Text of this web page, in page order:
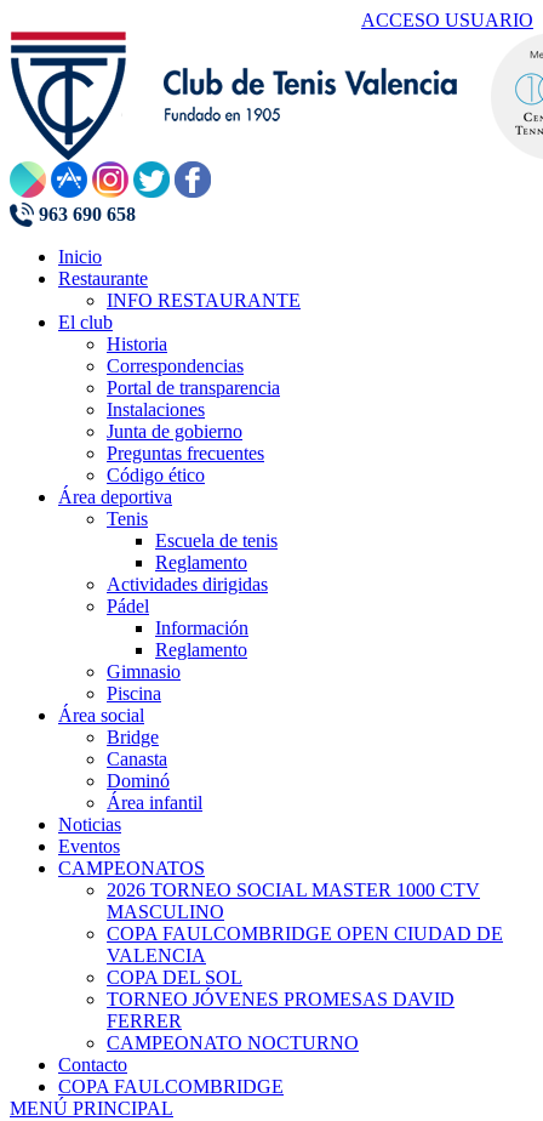
ACCESO USUARIO
963 690 658
Inicio
Restaurante
INFO RESTAURANTE
El club
Historia
Correspondencias
Portal de transparencia
Instalaciones
Junta de gobierno
Preguntas frecuentes
Código ético
Área deportiva
Tenis
Escuela de tenis
Reglamento
Actividades dirigidas
Pádel
Información
Reglamento
Gimnasio
Piscina
Área social
Bridge
Canasta
Dominó
Área infantil
Noticias
Eventos
CAMPEONATOS
2026 TORNEO SOCIAL MASTER 1000 CTV
MASCULINO
COPA FAULCOMBRIDGE OPEN CIUDAD DE
VALENCIA
COPA DEL SOL
TORNEO JÓVENES PROMESAS DAVID
FERRER
CAMPEONATO NOCTURNO
Contacto
COPA FAULCOMBRIDGE
MENÚ PRINCIPAL